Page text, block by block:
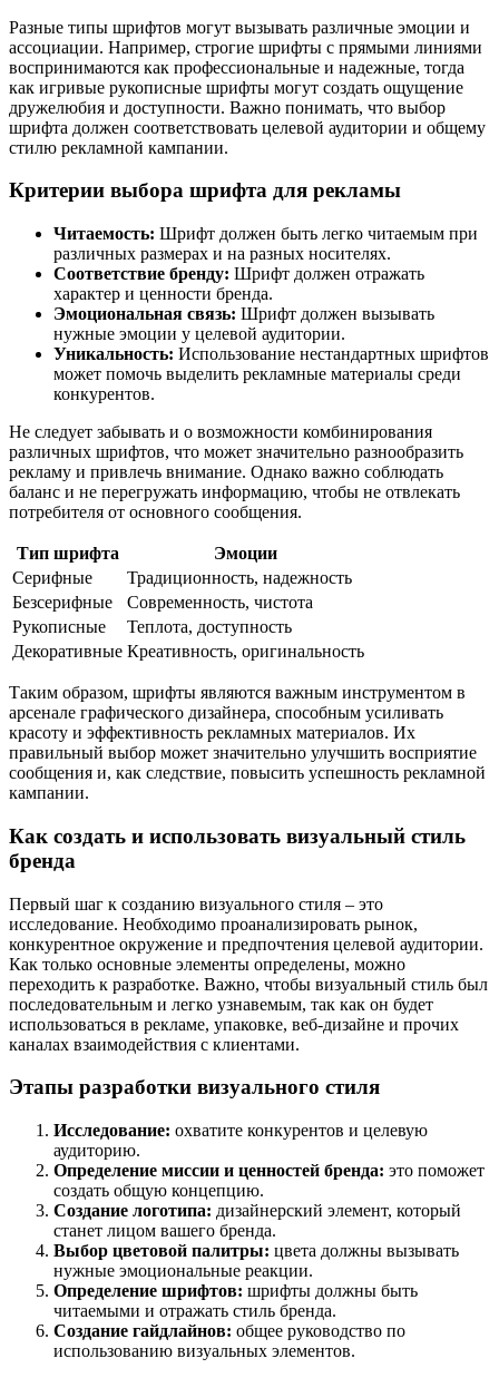
Разные типы шрифтов могут вызывать различные эмоции и
ассоциации. Например, строгие шрифты с прямыми линиями
воспринимаются как профессиональные и надежные, тогда
как игривые рукописные шрифты могут создать ощущение
дружелюбия и доступности. Важно понимать, что выбор
шрифта должен соответствовать целевой аудитории и общему
стилю рекламной кампании.
Критерии выбора шрифта для рекламы
Читаемость: Шрифт должен быть легко читаемым при
различных размерах и на разных носителях.
Соответствие бренду: Шрифт должен отражать
характер и ценности бренда.
Эмоциональная связь: Шрифт должен вызывать
нужные эмоции у целевой аудитории.
Уникальность: Использование нестандартных шрифтов
может помочь выделить рекламные материалы среди
конкурентов.
Не следует забывать и о возможности комбинирования
различных шрифтов, что может значительно разнообразить
рекламу и привлечь внимание. Однако важно соблюдать
баланс и не перегружать информацию, чтобы не отвлекать
потребителя от основного сообщения.
Тип шрифта
Эмоции
Серифные
Традиционность, надежность
Безсерифные
Современность, чистота
Рукописные
Теплота, доступность
Декоративные Креативность, оригинальность
Таким образом, шрифты являются важным инструментом в
арсенале графического дизайнера, способным усиливать
красоту и эффективность рекламных материалов. Их
правильный выбор может значительно улучшить восприятие
сообщения и, как следствие, повысить успешность рекламной
кампании.
Как создать и использовать визуальный стиль
бренда
Первый шаг к созданию визуального стиля – это
исследование. Необходимо проанализировать рынок,
конкурентное окружение и предпочтения целевой аудитории.
Как только основные элементы определены, можно
переходить к разработке. Важно, чтобы визуальный стиль был
последовательным и легко узнавемым, так как он будет
использоваться в рекламе, упаковке, веб-дизайне и прочих
каналах взаимодействия с клиентами.
Этапы разработки визуального стиля
Исследование: охватите конкурентов и целевую
аудиторию.
Определение миссии и ценностей бренда: это поможет
создать общую концепцию.
Создание логотипа: дизайнерский элемент, который
станет лицом вашего бренда.
Выбор цветовой палитры: цвета должны вызывать
нужные эмоциональные реакции.
Определение шрифтов: шрифты должны быть
читаемыми и отражать стиль бренда.
Создание гайдлайнов: общее руководство по
использованию визуальных элементов.